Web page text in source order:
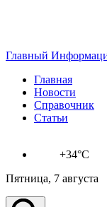
Главный
Главная
Новости
Справочник
Статьи
+34°C
Пятница, 7 августа